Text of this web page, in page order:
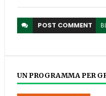
POST COMMENT
UN PROGRAMMA PER